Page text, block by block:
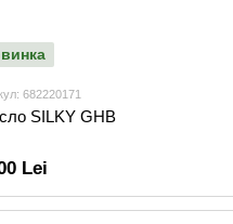
682220171
SILKY GHB
Lei